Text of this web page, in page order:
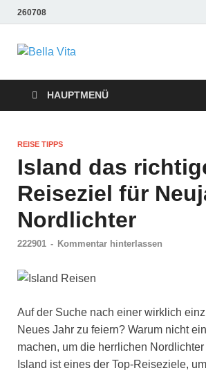
260708
Bella Vita
Wellness
Tipps
HAUPTMENÜ
REISE TIPPS
Island das
Reiseziel für
Nordlichter
222901 - Kommentar hinterlassen
Auf der Suche nach einer wirklich
Neues Jahr zu feiern? Warum nicht
machen, um die herrlichen
Island ist eines der Top-Reiseziele,